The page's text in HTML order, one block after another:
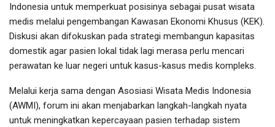
Indonesia untuk memperkuat posisinya sebagai pusat wisata
medis melalui pengembangan Kawasan Ekonomi Khusus (KEK).
Diskusi akan difokuskan pada strategi membangun kapasitas
domestik agar pasien lokal tidak lagi merasa perlu mencari
perawatan ke luar negeri untuk kasus-kasus medis kompleks.
Melalui kerja sama dengan Asosiasi Wisata Medis Indonesia
(AWMI), forum ini akan menjabarkan langkah-langkah nyata
untuk meningkatkan kepercayaan pasien terhadap sistem